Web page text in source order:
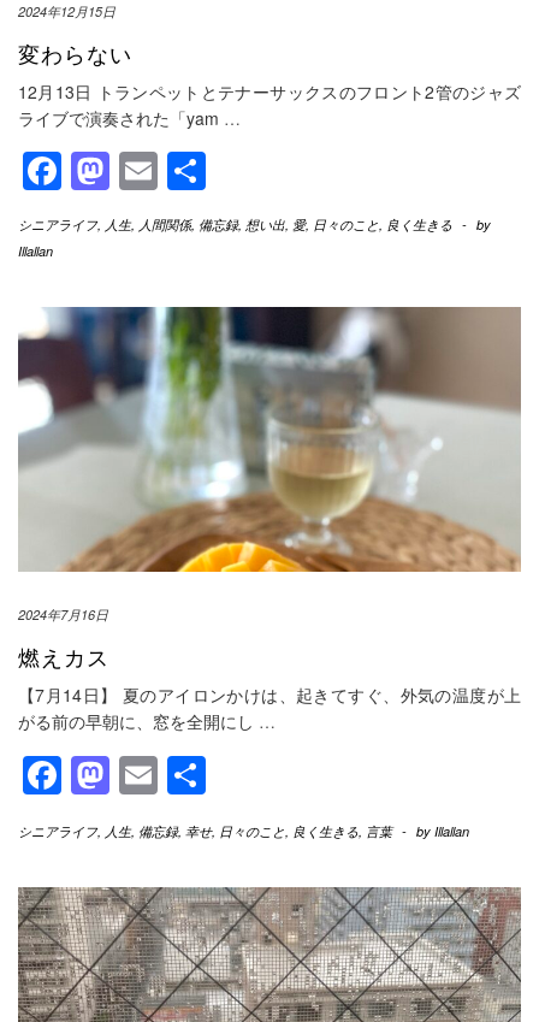
2024年12月15日
変わらない
12月13日 トランペットとテナーサックスのフロント2管のジャズ
ライブで演奏された「yam …
Facebook
Mastodon
Email
有
シニアライフ, 人生, 人間関係, 備忘録, 想い出, 愛, 日々のこと, 良く生きる - by
Illallan
2024年7月16日
燃えカス
【7月14日】 夏のアイロンかけは、起きてすぐ、外気の温度が上
がる前の早朝に、窓を全開にし …
Facebook
Mastodon
Email
有
シニアライフ, 人生, 備忘録, 幸せ, 日々のこと, 良く生きる, 言葉 - by Illallan